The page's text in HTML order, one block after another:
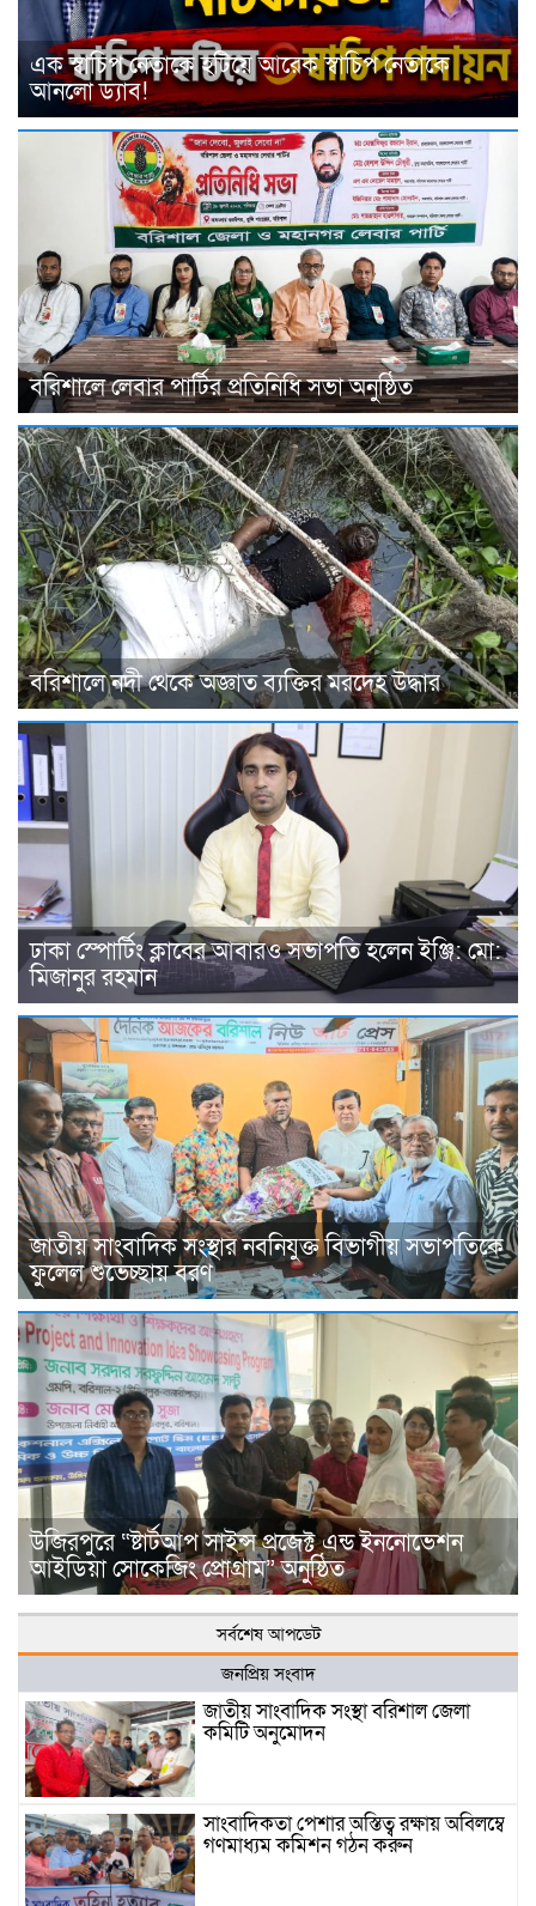
এক স্বাচিপ নেতাকে হটিয়ে আরেক স্বাচিপ নেতাকে
আনলো ড্যাব!
বরিশালে লেবার পার্টির প্রতিনিধি সভা অনুষ্ঠিত
বরিশালে নদী থেকে অজ্ঞাত ব্যক্তির মরদেহ উদ্ধার
ঢাকা স্পোর্টিং ক্লাবের আবারও সভাপতি হলেন ইঞ্জি: মো:
মিজানুর রহমান
জাতীয় সাংবাদিক সংস্থার নবনিযুক্ত বিভাগীয় সভাপতিকে
ফুলেল শুভেচ্ছায় বরণ
উজিরপুরে “ষ্টার্টআপ সাইন্স প্রজেক্ট এন্ড ইননোভেশন
আইডিয়া সোকেজিং প্রোগ্রাম” অনুষ্ঠিত
সর্বশেষ আপডেট
জনপ্রিয় সংবাদ
জাতীয় সাংবাদিক সংস্থা বরিশাল জেলা
কমিটি অনুমোদন
সাংবাদিকতা পেশার অস্তিত্ব রক্ষায় অবিলম্বে
গণমাধ্যম কমিশন গঠন করুন